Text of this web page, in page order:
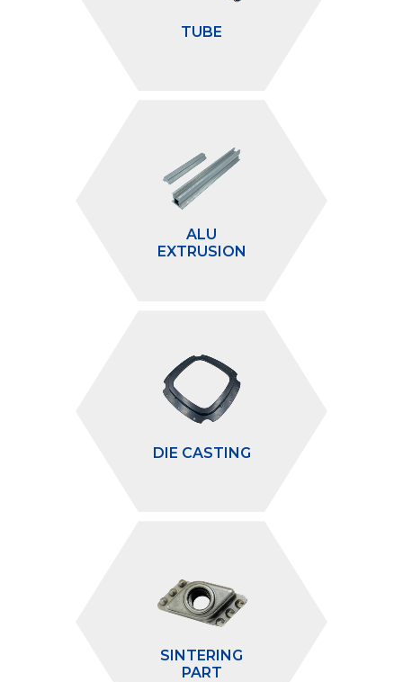
TUBE
ALU
EXTRUSION
DIE CASTING
SINTERING
PART